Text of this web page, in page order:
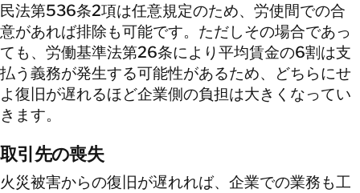
民法第536条2項は任意規定のため、労使間での合
意があれば排除も可能です。ただしその場合であっ
ても、労働基準法第26条により平均賃金の6割は支
払う義務が発生する可能性があるため、どちらにせ
よ復旧が遅れるほど企業側の負担は大きくなってい
きます。
取引先の喪失
火災被害からの復旧が遅れれば、企業での業務も工